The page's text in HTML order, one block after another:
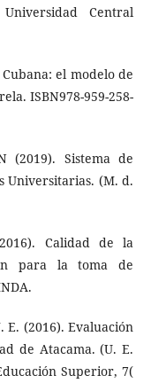
Central
el modelo de
ISBN978-959-258-
(2019). Sistema de
Universitarias. (M. d.
Calidad de la
para la toma de
E. (2016). Evaluación
de Atacama. (U. E.
Superior, 7(